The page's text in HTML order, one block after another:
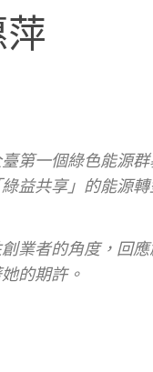
萍
第一個綠色能源
益共享」的能源
業者的角度，回
的期許。